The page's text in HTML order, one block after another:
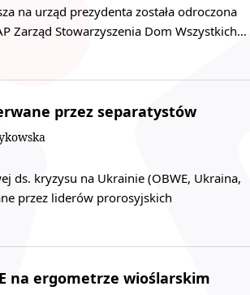
na urząd prezydenta została odroczona
Zarząd Stowarzyszenia Dom Wszystkich…
przez separatystów
ds. kryzysu na Ukrainie (OBWE, Ukraina,
przez liderów prorosyjskich
na ergometrze wioślarskim